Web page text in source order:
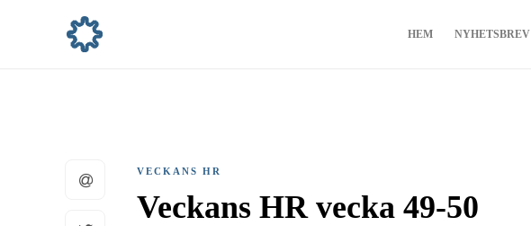
HEM NYHETSBREV
VECKANS HR
Veckans HR vecka 49-50